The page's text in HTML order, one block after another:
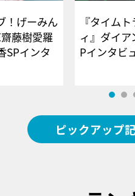
！げーみん
藤樹愛羅
SPインタ
『タイム
ィ』ダイ
Pイン
ピックアップ